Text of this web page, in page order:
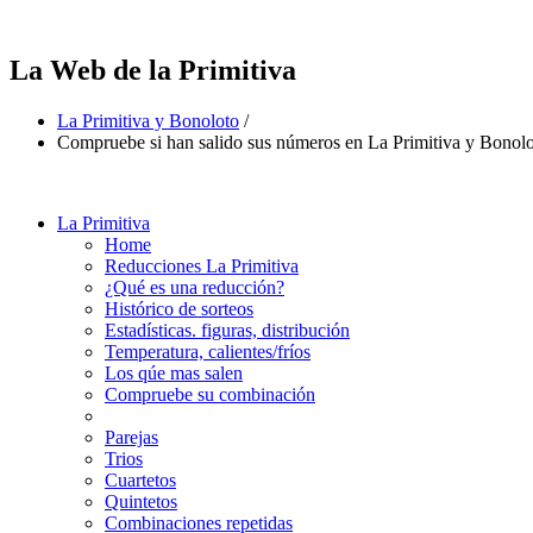
La Web de la Primitiva
La Primitiva y Bonoloto /
Compruebe si han salido sus números en La Primitiva y
La Primitiva
Home
Reducciones La Primitiva
¿Qué es una reducción?
Histórico de sorteos
Estadísticas. figuras, distribución
Temperatura, calientes/fríos
Los qúe mas salen
Compruebe su combinación
Parejas
Trios
Cuartetos
Quintetos
Combinaciones repetidas